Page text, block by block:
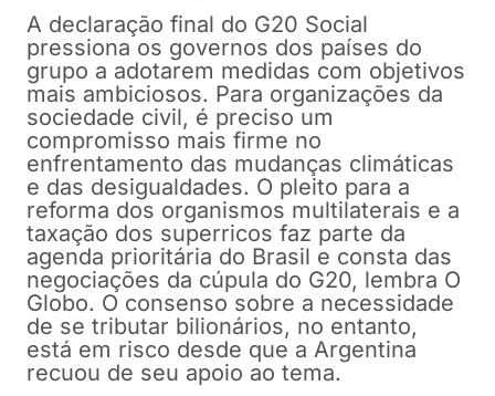
A declaração final do G20 Social
pressiona os governos dos países do
grupo a adotarem medidas com objetivos
mais ambiciosos. Para organizações da
sociedade civil, é preciso um
compromisso mais firme no
enfrentamento das mudanças climáticas
e das desigualdades. O pleito para a
reforma dos organismos multilaterais e a
taxação dos superricos faz parte da
agenda prioritária do Brasil e consta das
negociações da cúpula do G20, lembra O
Globo. O consenso sobre a necessidade
de se tributar bilionários, no entanto,
está em risco desde que a Argentina
recuou de seu apoio ao tema.